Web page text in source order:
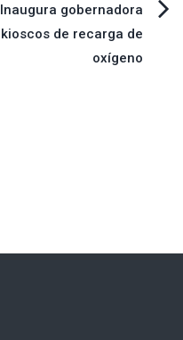
Inaugura gobernadora
kioscos de recarga de
oxígeno